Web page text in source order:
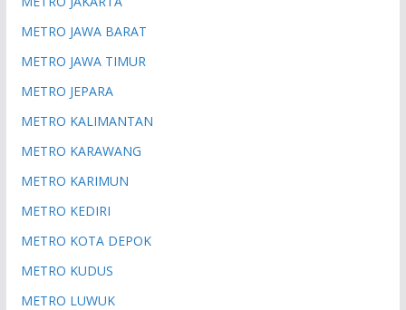
METRO JAWA BARAT
METRO JAWA TIMUR
METRO JEPARA
METRO KALIMANTAN
METRO KARAWANG
METRO KARIMUN
METRO KEDIRI
METRO KOTA DEPOK
METRO KUDUS
METRO LUWUK